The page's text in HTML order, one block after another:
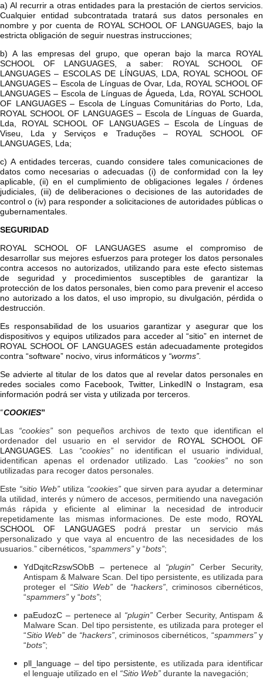
a) Al recurrir a otras entidades para la prestación de ciertos servicios.
Cualquier entidad subcontratada tratará sus datos personales en
nombre y por cuenta de ROYAL SCHOOL OF LANGUAGES, bajo la
estricta obligación de seguir nuestras instrucciones;
b) A las empresas del grupo, que operan bajo la marca ROYAL
SCHOOL OF LANGUAGES, a saber: ROYAL SCHOOL OF
LANGUAGES – ESCOLAS DE LÍNGUAS, LDA, ROYAL SCHOOL OF
LANGUAGES – Escola de Línguas de Ovar, Lda, ROYAL SCHOOL OF
LANGUAGES – Escola de Línguas de Águeda, Lda, ROYAL SCHOOL
OF LANGUAGES – Escola de Línguas Comunitárias do Porto, Lda,
ROYAL SCHOOL OF LANGUAGES – Escola de Línguas de Guarda,
Lda, ROYAL SCHOOL OF LANGUAGES – Escola de Línguas de
Viseu, Lda y Serviços e Traduções – ROYAL SCHOOL OF
LANGUAGES, Lda;
c) A entidades terceras, cuando considere tales comunicaciones de
datos como necesarias o adecuadas (i) de conformidad con la ley
aplicable, (ii) en el cumplimiento de obligaciones legales / órdenes
judiciales, (iii) de deliberaciones o decisiones de las autoridades de
control o (iv) para responder a solicitaciones de autoridades públicas o
gubernamentales.
SEGURIDAD
ROYAL SCHOOL OF LANGUAGES asume el compromiso de
desarrollar sus mejores esfuerzos para proteger los datos personales
contra accesos no autorizados, utilizando para este efecto sistemas
de seguridad y procedimientos susceptibles de garantizar la
protección de los datos personales, bien como para prevenir el acceso
no autorizado a los datos, el uso impropio, su divulgación, pérdida o
destrucción.
Es responsabilidad de los usuarios garantizar y asegurar que los
dispositivos y equipos utilizados para acceder al “sitio” en internet de
ROYAL SCHOOL OF LANGUAGES están adecuadamente protegidos
contra “software” nocivo, virus informáticos y “worms”.
Se advierte al titular de los datos que al revelar datos personales en
redes sociales como Facebook, Twitter, LinkedIN o Instagram, esa
información podrá ser vista y utilizada por terceros.
“COOKIES”
Las “cookies” son pequeños archivos de texto que identifican el
ordenador del usuario en el servidor de ROYAL SCHOOL OF
LANGUAGES . Las “cookies”no identifican el usuario individual,
identifican apenas el ordenador utilizado. Las “cookies” no son
utilizadas para recoger datos personales.
Este “sitio Web” utiliza “cookies” que sirven para ayudar a determinar
la utilidad, interés y número de accesos, permitiendo una navegación
más rápida y eficiente al eliminar la necesidad de introducir
repetidamente las mismas informaciones. De este modo, ROYAL
SCHOOL OF LANGUAGESpodrá prestar un servicio más
personalizado y que vaya al encuentro de las necesidades de los
usuarios.” cibernéticos, “spammers” y “bots”;
YdDqitcRzswSObB – pertenece al “plugin” Cerber Security,
Antispam & Malware Scan. Del tipo persistente, es utilizada para
proteger el “Sitio Web” de “hackers” , criminosos cibernéticos,
“spammers” y “bots”;
paEudozC – pertenece al “plugin” Cerber Security, Antispam &
Malware Scan. Del tipo persistente, es utilizada para proteger el
“Sitio Web” de “hackers”, criminosos cibernéticos, “spammers”y
“bots”;
pll_language – del tipo persistente, es utilizada para identificar
el lenguaje utilizado en el “Sitio Web” durante la navegación;